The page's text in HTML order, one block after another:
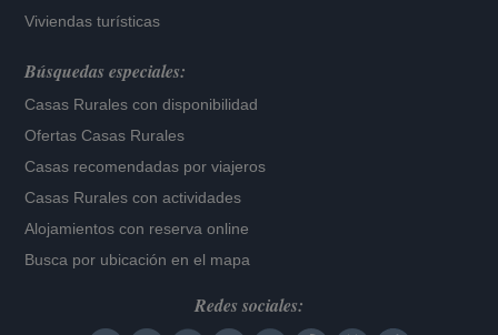
Viviendas turísticas
Búsquedas especiales:
Casas Rurales con disponibilidad
Ofertas Casas Rurales
Casas recomendadas por viajeros
Casas Rurales con actividades
Alojamientos con reserva online
Busca por ubicación en el mapa
Redes sociales: